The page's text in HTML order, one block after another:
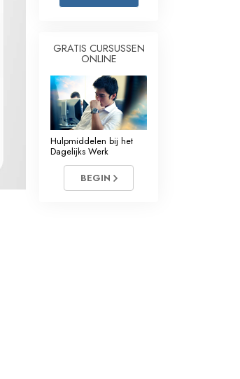
bij het Dagelijks Werk
en de Condities
Oorzaak van Onderdrukking
Grondbeginselen van Organiseren
GRATIS CURSUSSEN
ONLINE
Hulpmiddelen bij het
Dagelijks Werk
BEGIN